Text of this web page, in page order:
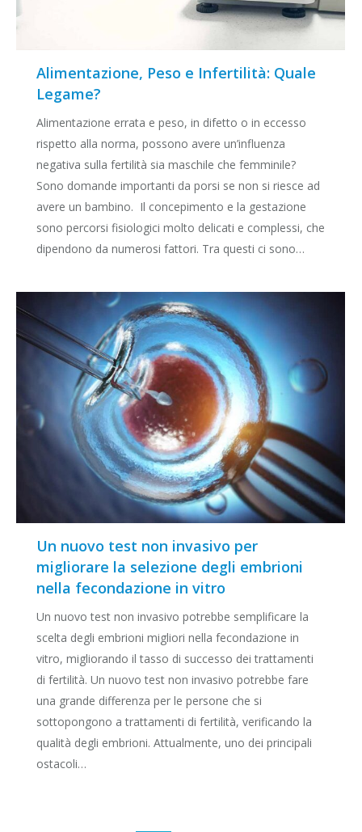
Alimentazione, Peso e Infertilità: Quale
Legame?
Alimentazione errata e peso, in difetto o in eccesso
rispetto alla norma, possono avere un’influenza
negativa sulla fertilità sia maschile che femminile?
Sono domande importanti da porsi se non si riesce ad
avere un bambino. Il concepimento e la gestazione
sono percorsi fisiologici molto delicati e complessi, che
dipendono da numerosi fattori. Tra questi ci sono…
Un nuovo test non invasivo per
migliorare la selezione degli embrioni
nella fecondazione in vitro
Un nuovo test non invasivo potrebbe semplificare la
scelta degli embrioni migliori nella fecondazione in
vitro, migliorando il tasso di successo dei trattamenti
di fertilità. Un nuovo test non invasivo potrebbe fare
una grande differenza per le persone che si
sottopongono a trattamenti di fertilità, verificando la
qualità degli embrioni. Attualmente, uno dei principali
ostacoli…